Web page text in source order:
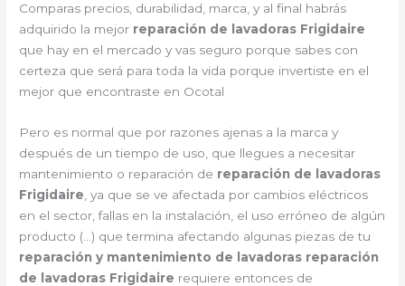
Comparas precios, durabilidad, marca, y al final habrás
adquirido la mejor reparación de lavadoras Frigidaire
que hay en el mercado y vas seguro porque sabes con
certeza que será para toda la vida porque invertiste en el
mejor que encontraste en Ocotal
Pero es normal que por razones ajenas a la marca y
después de un tiempo de uso, que llegues a necesitar
mantenimiento o reparación de reparación de lavadoras
Frigidaire , ya que se ve afectada por cambios eléctricos
en el sector, fallas en la instalación, el uso erróneo de algún
producto (…) que termina afectando algunas piezas de tu
reparación y mantenimiento de lavadoras reparación
de lavadoras Frigidaire requiere entonces de